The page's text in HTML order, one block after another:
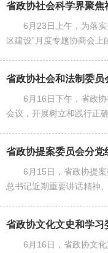
6月23日上午，为落
区建设”月度专题协商会上
6月16日下午，省政
会议，开展树立和践行正
6月15日，省政协提
总书记近期重要讲话精神
6月16日，省政协文